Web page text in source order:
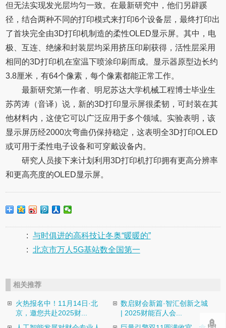
但无法实现发光层均匀一致。在最新研究中，他们另辟蹊
径，结合两种不同的打印模式来打印6个设备层，最终打印出
了首块完全由3D打印机制造的柔性OLED显示屏。其中，电
极、互连、绝缘和封装层均采用挤压印刷获得，活性层采用
相同的3D打印机在室温下喷涂印刷而成。显示器原型边长约
3.8厘米，有64个像素，每个像素都能正常工作。
最新研究第一作者、明尼苏达大学机械工程博士毕业生
苏芮涛（音译）说，新的3D打印显示屏很柔韧，可封装在其
他材料内，这使它可以广泛应用于多个领域。实验表明，该
显示屏历经2000次弯曲仍保持稳定，这表明全3D打印OLED
或可用于柔性电子设备和可穿戴设备内。
研究人员接下来计划利用3D打印机打印拥有更高分辨率
和更高亮度的OLED显示屏。
: 与时俱进的高科技让冬奥“暖暖的”
: 北京市万人5G基站数全国第一
相关推荐
火热报名中！11月14日·北
京，邀您共赴2025财...
数启财会新篇·智汇创新之城
| 2025财能百人会...